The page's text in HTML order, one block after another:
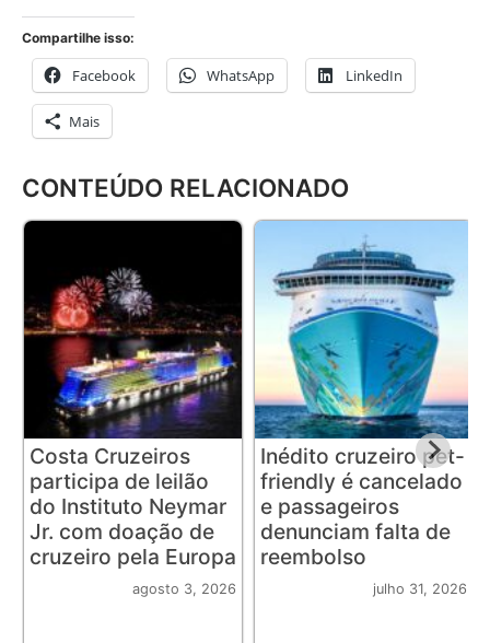
Compartilhe isso:
Facebook WhatsApp LinkedIn
Mais
CONTEÚDO RELACIONADO
Costa Cruzeiros
participa de leilão
do Instituto Neymar
Jr. com doação de
cruzeiro pela Europa
agosto 3, 2026
Inédito cruzeiro pet-
friendly é cancelado
e passageiros
denunciam falta de
reembolso
julho 31, 2026